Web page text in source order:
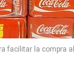
facilitar la compra